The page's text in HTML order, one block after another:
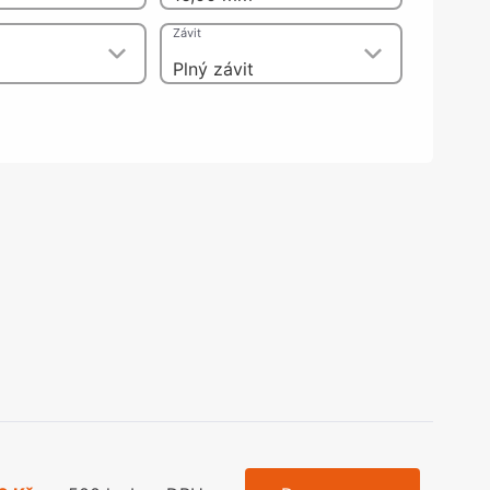
nohy, Nábytkové nohy a
nastavení
kování
Plný závit
Závit